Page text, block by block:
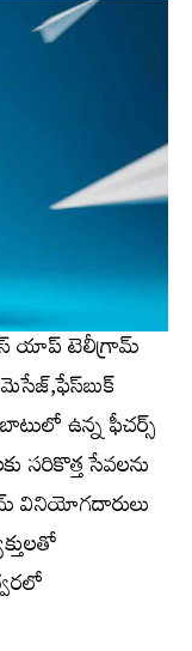
యాప్ టెలీగ్రామ్
ఉన్న ఫీచర్స్
సరికొత్త సేవలను
వినియోగదారులు